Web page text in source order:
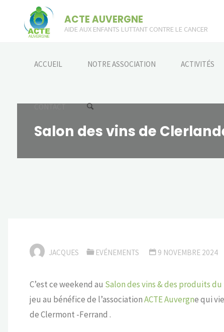
content
ACTE AUVERGNE
AIDE AUX ENFANTS LUTTANT CONTRE LE CANCER
ACCUEIL NOTRE ASSOCIATION ACTIVITÉS
CONTACT
Salon des vins de
JACQUES EVÉNEMENTS 9 NOVEMBRE 2024
C’est ce weekend au Salon des vins & des produits
jeu au bénéfice de l’associationACTE Auvergne qui
de Clermont -Ferrand .